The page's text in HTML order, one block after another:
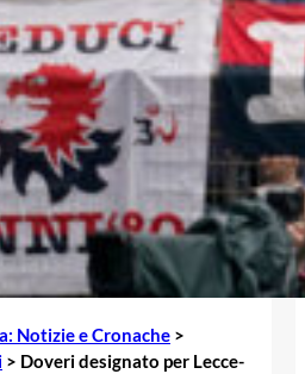
Notizie e Cronache >
> Doveri designato per Lecce-